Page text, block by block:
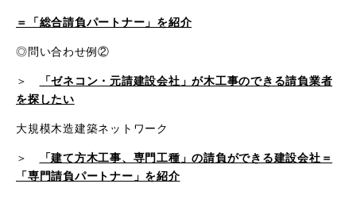
＝「総合請負パートナー」を紹介
◎問い合わせ例②
＞
「ゼネコン・元請建設会社」が木工事のできる請負業者
を探したい
大規模木造建築ネットワーク
＞
「建て方木工事、専門工種」の請負ができる建設会社＝
「専門請負パートナー」を紹介